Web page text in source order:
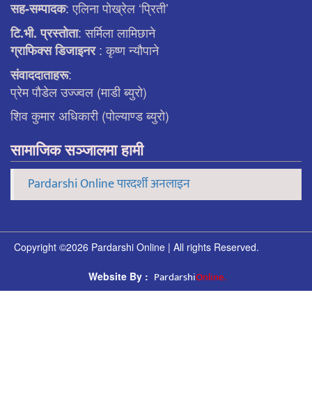
सह-सम्पादक: एलिना पाेख्रेल ‘प्रिती’
टि.भी. प्रस्ताेता: सर्मिला लामिछाने
ग्राफिक्स डिजाइनर: कृष्ण न्याैपाने
संवाददाताहरू:
प्रेम पौडेल उज्ज्वल (माडी ब्युरो)
शिव कुमार अधिकारी (पोल्याण्ड ब्युरो)
सामाजिक सञ्जालमा हामी
Pardarshi Online पारदर्शी अनलाइन
Copyright ©2026 Pardarshi Online | All rights Reserved.
Website By : PardarshiOnline.